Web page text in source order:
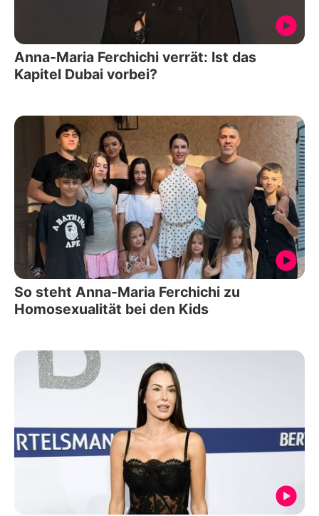
Anna-Maria Ferchichi verrät: Ist das
Kapitel Dubai vorbei?
So steht Anna-Maria Ferchichi zu
Homosexualität bei den Kids